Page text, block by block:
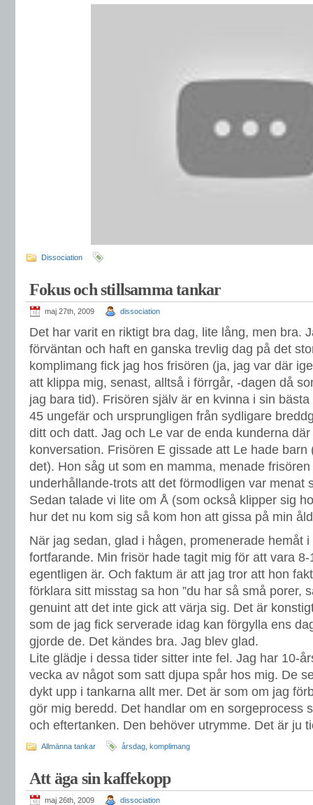
Dissociation
Fokus och stillsamma tankar
maj 27th, 2009 dissociation
Det har varit en riktigt bra dag, lite lång, men bra.
förväntan och haft en ganska trevlig dag på det
komplimang fick jag hos frisören (ja, jag var där
att klippa mig, senast, alltså i förrgår, -dagen då
jag bara tid). Frisören själv är en kvinna i sin
45 ungefär och ursprungligen från sydligare
ditt och datt. Jag och Le var de enda kunderna
konversation. Frisören E gissade att Le hade barn
det). Hon såg ut som en mamma, menade
underhållande-trots att det förmodligen var menat
Sedan talade vi lite om Å (som också klipper sig
hur det nu kom sig så kom hon att gissa på min
När jag sedan, glad i hågen, promenerade hemåt
fortfarande. Min frisör hade tagit mig för att vara
egentligen är. Och faktum är att jag tror att hon
förklara sitt misstag sa hon ”du har så små porer,
genuint att det inte gick att värja sig. Det är
som de jag fick serverade idag kan förgylla ens
gjorde de. Det kändes bra. Jag blev glad.
Lite glädje i dessa tider sitter inte fel. Jag har 10-
vecka av något som satt djupa spår hos mig. De
dykt upp i tankarna allt mer. Det är som om jag
gör mig beredd. Det handlar om en sorgeprocess
och eftertanken. Den behöver utrymme. Det är ju
Allmänna tankar årsdag komplimang
Att äga sin kaffekopp
maj 26th, 2009 dissociation